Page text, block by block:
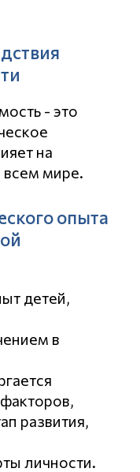
- это
на
мире.
опыта
детей,
в
развития,
личности.